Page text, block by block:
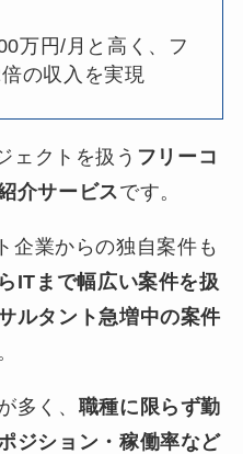
万円/月と高く、フ
の収入を実現
ェクトを扱う フリーコ
介サービスです。
企業からの独自案件も
ITまで幅広い案件を扱
ルタント急増中の案件
多く、 職種に限らず勤
ジション・稼働率など